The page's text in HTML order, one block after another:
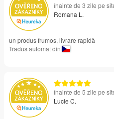
înainte de 3 zile pe
Romana L.
un produs frumos, livrare rapidă
Tradus automat din
înainte de 5 zile pe
Lucie C.